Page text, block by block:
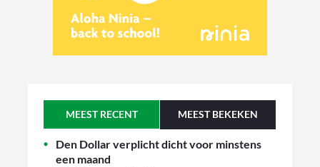
MEEST RECENT MEEST BEKEKEN
Den Dollar verplicht dicht voor minstens
een maand